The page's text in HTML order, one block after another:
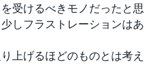
受けるべきモノだったと思
しフラストレーションはあ
上げるほどのものとは考え